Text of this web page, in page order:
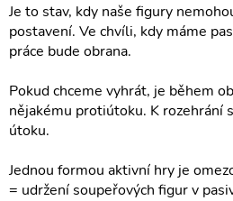
Je to stav, kdy naše figury
postavení. Ve chvíli, kdy máme
práce bude obrana.
Pokud chceme vyhrát, je během
nějakému protiútoku. K rozehrání
útoku.
Jednou formou aktivní hry je
= udržení soupeřových figur v